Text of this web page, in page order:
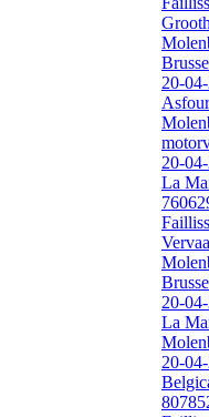
20-
20-
La
20-
La
20-